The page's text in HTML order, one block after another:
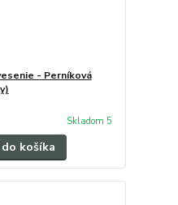
- Perníková
Skladom 5
košíka